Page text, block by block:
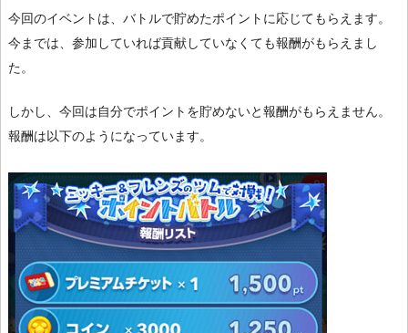
今回のイベントは、バトルで貯めたポイントに応じてもらえます。
今までは、参加していれば貢献していなくても報酬がもらえまし
た。
しかし、今回は自分でポイントを貯めないと報酬がもらえません。
報酬は以下のようになっています。